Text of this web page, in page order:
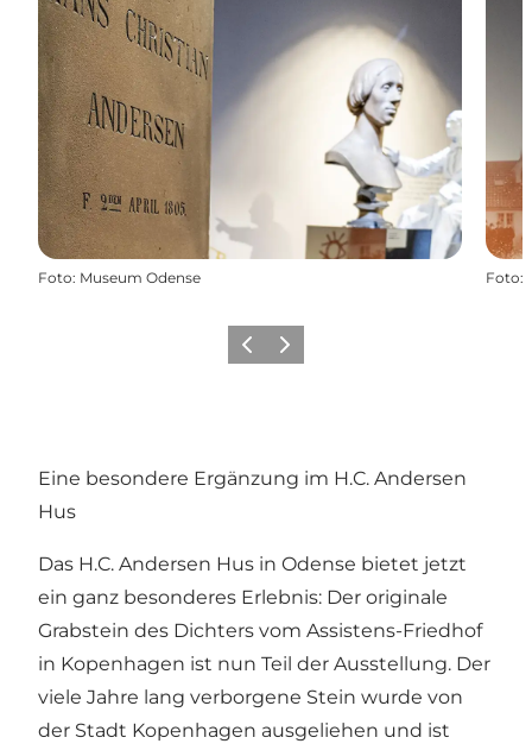
Foto: Museum Odense Foto:
ZurückWeiter
Eine besondere Ergänzung im H.C. Andersen
Hus
Das H.C. Andersen Hus in Odense bietet jetzt
ein ganz besonderes Erlebnis: Der originale
Grabstein des Dichters vom Assistens-Friedhof
in Kopenhagen ist nun Teil der Ausstellung. Der
viele Jahre lang verborgene Stein wurde von
der Stadt Kopenhagen ausgeliehen und ist